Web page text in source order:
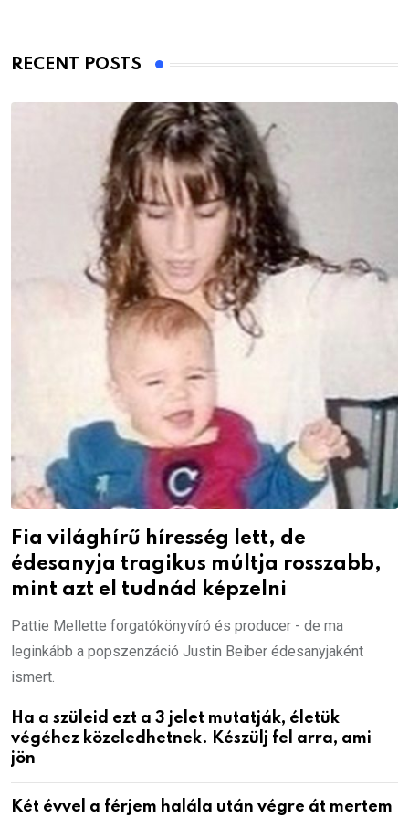
RECENT POSTS
Fia világhírű híresség lett, de
édesanyja tragikus múltja rosszabb,
mint azt el tudnád képzelni
Pattie Mellette forgatókönyvíró és producer - de ma
leginkább a popszenzáció Justin Beiber édesanyjaként
ismert.
Ha a szüleid ezt a 3 jelet mutatják, életük
végéhez közeledhetnek. Készülj fel arra, ami
jön
Két évvel a férjem halála után végre át mertem